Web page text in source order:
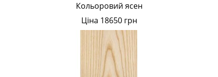
Кольоровий ясен
Ціна 18650 грн